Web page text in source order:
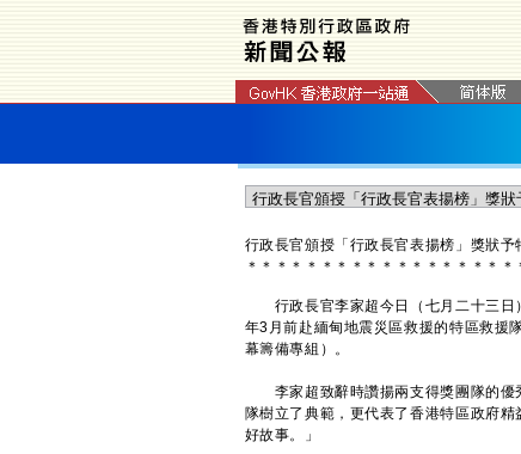
行政長官頒授「行政長官表揚榜」獎狀予
＊ ＊ ＊ ＊ ＊ ＊ ＊ ＊ ＊ ＊ ＊ ＊ ＊ ＊ ＊ ＊ ＊ ＊
行政長官李家超今日（七月二十三日
年3月前赴緬甸地震災區救援的特區救援
幕籌備專組）。
李家超致辭時讚揚兩支得獎團隊的優
隊樹立了典範，更代表了香港特區政府
好故事。」